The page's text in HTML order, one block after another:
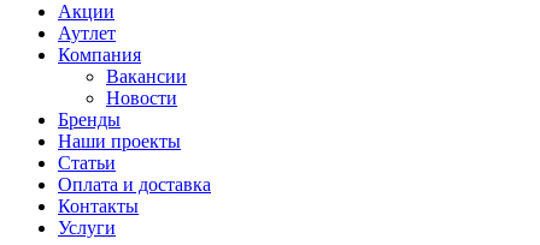
Акции
Аутлет
Компания
Вакансии
Новости
Бренды
Наши проекты
Статьи
Оплата и доставка
Контакты
Услуги